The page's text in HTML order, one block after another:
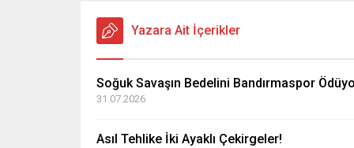
Yazara Ait İçerikler
Soğuk Savaşın Bedelini Bandırmaspor
31.07.2026
Asıl Tehlike İki Ayaklı Çekirgeler!